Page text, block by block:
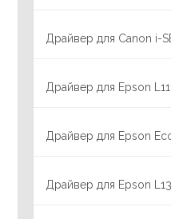
Драйвер для Canon i-
Драйвер для Epson
Драйвер для Epson
Драйвер для Epson